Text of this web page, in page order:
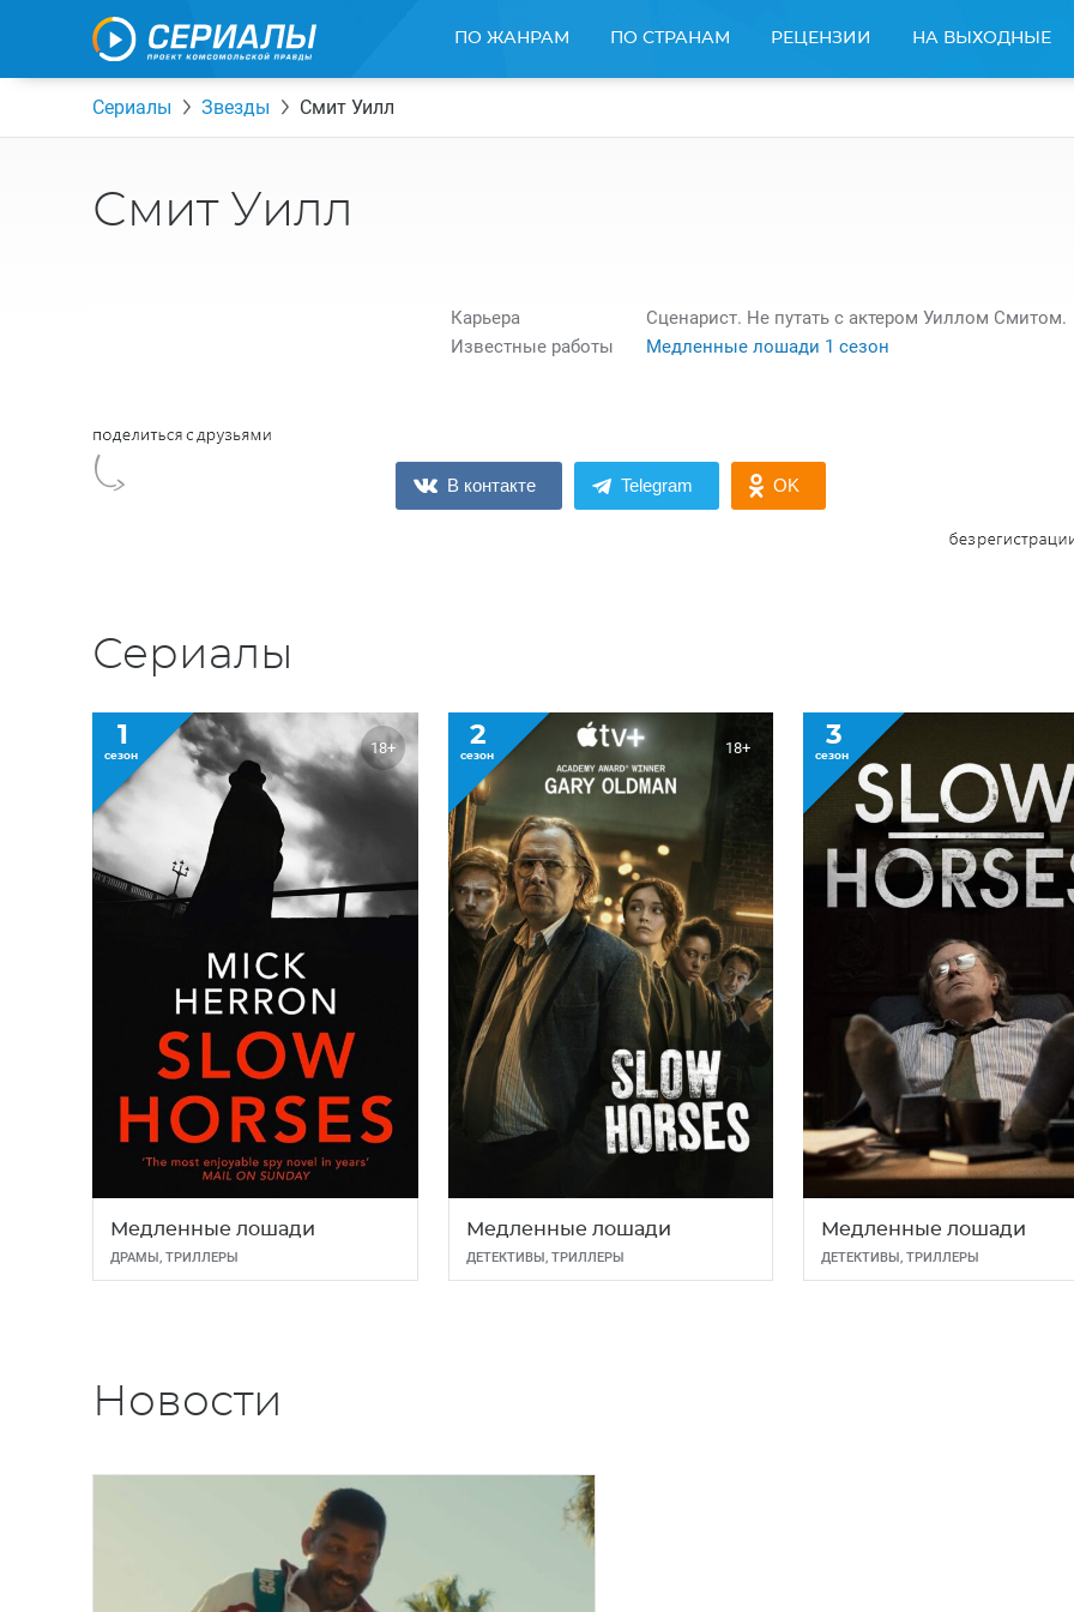
ПО ЖАНРАМ ПО СТРАНАМ РЕЦЕНЗИИ НА ВЫХОДНЫЕ
Сериалы Звезды Смит Уилл
Смит Уилл
Карьера
Сценарист. Не путать с актером Уиллом Смитом.
Известные работы
Медленные лошади 1 сезон
В контакте Telegram OK
Сериалы
1
сезон 18+
Медленные лошади
ДРАМЫ , ТРИЛЛЕРЫ
2
сезон 18+
Медленные лошади
ДЕТЕКТИВЫ , ТРИЛЛЕРЫ
3
сезон
Медленные лошади
ДЕТЕКТИВЫ,ТРИЛЛЕРЫ
Новости